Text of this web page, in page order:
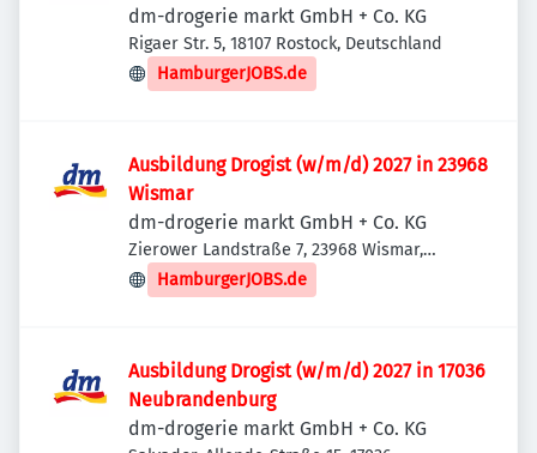
dm-drogerie markt GmbH + Co. KG
Rigaer Str. 5, 18107 Rostock, Deutschland
HamburgerJOBS.de
Ausbildung Drogist (w/m/d) 2027 in 23968
Wismar
dm-drogerie markt GmbH + Co. KG
Zierower Landstraße 7, 23968 Wismar,
Deutschland
HamburgerJOBS.de
Ausbildung Drogist (w/m/d) 2027 in 17036
Neubrandenburg
dm-drogerie markt GmbH + Co. KG